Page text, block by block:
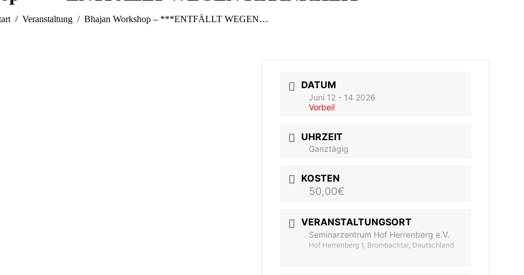
befinden sich hier:
Veranstaltung Bhajan Workshop – ***ENTFÄLLT WEGEN…
DATUM
Juni 12 - 14 2026
Vorbei!
UHRZEIT
Ganztägig
KOSTEN
50,00€
VERANSTALTUNGSORT
Seminarzentrum Hof Herrenberg e.V.
Hof Herrenberg 1, Brombachtal, Deutschland